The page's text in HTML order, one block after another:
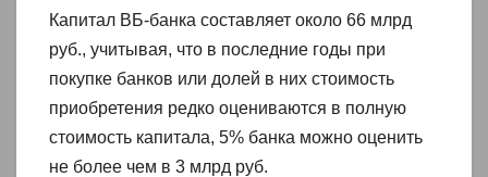
Капитал ВБ-банка составляет около 66 млрд
руб., учитывая, что в последние годы при
покупке банков или долей в них стоимость
приобретения редко оцениваются в полную
стоимость капитала, 5% банка можно оценить
не более чем в 3 млрд руб.